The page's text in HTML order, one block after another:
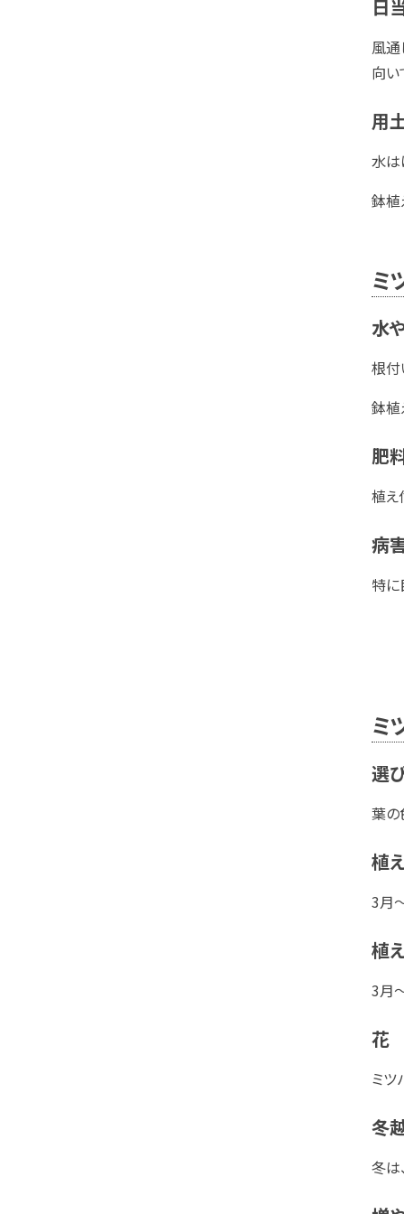
日
風通
向い
用
水は
鉢植
ミ
水
根付
鉢植
肥
植え
病
特に
ミ
選
葉の
植
3月
植
3月
花
ミツ
冬
冬は